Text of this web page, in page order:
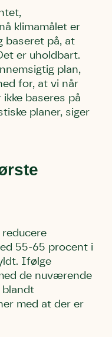
klimamålet er
baseret på, at
er uholdbart.
plan,
for, at vi når
ikke baseres på
planer, siger
55-65 procent i
Ifølge
de nuværende
blandt
med at der er
også et godt
nok er den
humlebiarter.
brumbasse
blomster